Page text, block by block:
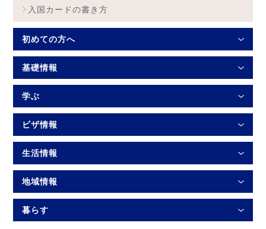
入国カードの書き方
初めての方へ
基礎情報
学ぶ
ビザ情報
生活情報
地域情報
暮らす